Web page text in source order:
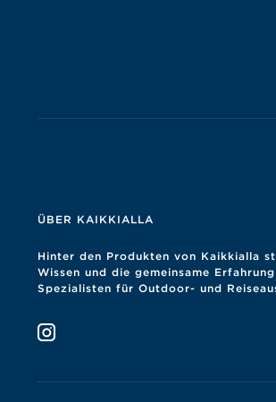
ÜBER KAIKKIALLA
Hinter den Produkten von Kaikkialla
Wissen und die gemeinsame
Spezialisten für Outdoor- und